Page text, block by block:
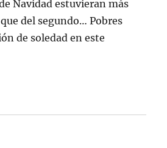
Navidad estuvieran más
del segundo… Pobres
de soledad en este